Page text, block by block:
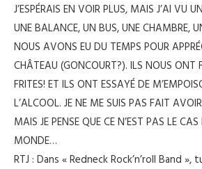
J’ESPÉRAIS EN VOIR PLUS, MAIS J’AI VU
UNE BALANCE, UN BUS, UNE CHAMBRE,
NOUS AVONS EU DU TEMPS POUR
CHÂTEAU (GONCOURT?). ILS NOUS ONT
FRITES! ET ILS ONT ESSAYÉ DE
L’ALCOOL. JE NE ME SUIS PAS FAIT
MAIS JE PENSE QUE CE N’EST PAS LE
MONDE…
RTJ : Dans « Redneck Rock’n’roll Band